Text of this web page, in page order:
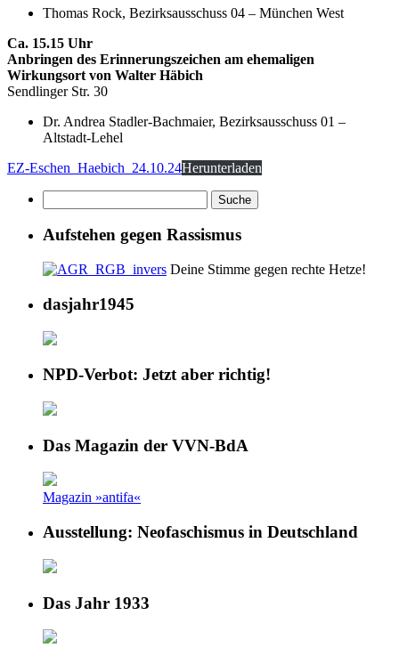
Thomas Rock, Bezirksausschuss 04 – München West
Ca. 15.15 Uhr
Anbringen des Erinnerungszeichen am ehemaligen
Wirkungsort von Walter Häbich
Sendlinger Str. 30
Dr. Andrea Stadler-Bachmaier, Bezirksausschuss 01 –
Altstadt-Lehel
EZ-Eschen_Haebich_24.10.24Herunterladen
Aufstehen gegen Rassismus
Deine Stimme gegen rechte Hetze!
dasjahr1945
NPD-Verbot: Jetzt aber richtig!
Das Magazin der VVN-BdA
Magazin »antifa«
Ausstellung: Neofaschismus in Deutschland
Das Jahr 1933